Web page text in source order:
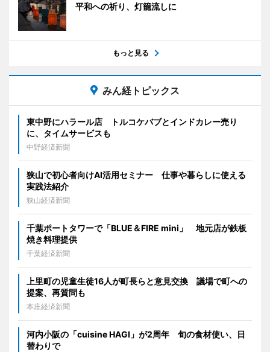
平和への祈り、灯籠流しに
もっと見る
みん経トピックス
東中野にハラール店 トルコケバブとインドカレー売り
に、タイムサービスも
中野経済新聞
狭山で初心者向けAI活用セミナー 仕事や暮らしに使える
実践法紹介
狭山経済新聞
千葉ポートタワーで「BLUE＆FIRE mini」 地元店が鉄板
焼き料理提供
千葉経済新聞
上里町の児童生徒16人が町長らと意見交換 議場で町への
提案、再質問も
本庄経済新聞
河内小阪の「cuisine HAGI」が2周年 旬の食材使い、日
替わりで